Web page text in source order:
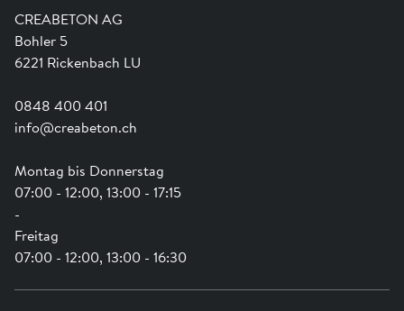
CREABETON AG
Bohler 5
6221 Rickenbach LU
0848 400 401
info@creabeton.ch
Montag bis Donnerstag
07:00 - 12:00, 13:00 - 17:15
-
Freitag
07:00 - 12:00, 13:00 - 16:30
Ausbildung
Shop Hilfe
Anwendungsunterstützung
Newsletter
Engagement
Swissness
Schwammstadt